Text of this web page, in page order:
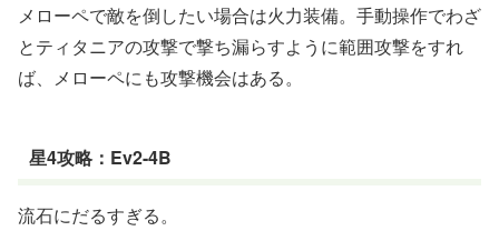
メローペで敵を倒したい場合は火力装備。手動操作でわざ
とティタニアの攻撃で撃ち漏らすように範囲攻撃をすれ
ば、メローペにも攻撃機会はある。
星4攻略：Ev2-4B
流石にだるすぎる。